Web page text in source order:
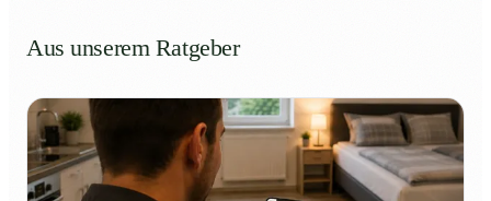
Aus unserem Ratgeber